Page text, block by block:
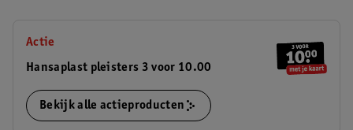
Actie
Hansaplast pleisters 3 voor 10.00
Bekijk alle actieproducten